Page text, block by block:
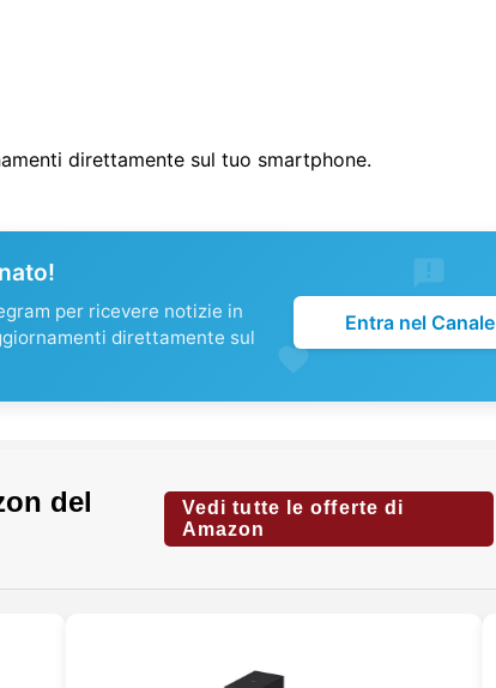
direttamente sul tuo smartphone.
per ricevere notizie in
direttamente sul
Entra nel Canale